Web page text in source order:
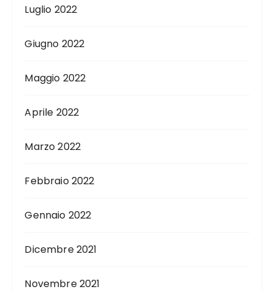
Luglio 2022
Giugno 2022
Maggio 2022
Aprile 2022
Marzo 2022
Febbraio 2022
Gennaio 2022
Dicembre 2021
Novembre 2021